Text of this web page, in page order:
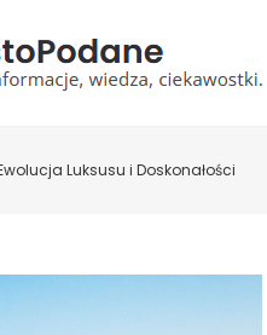
Luksusu i Doskonałości